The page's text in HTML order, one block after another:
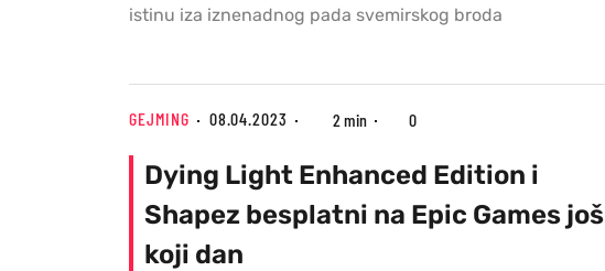
istinu iza iznenadnog pada svemirskog broda
GEJMING 08.04.2023 2 min 0
Dying Light Enhanced Edition i
Shapez besplatni na Epic Games još
koji dan